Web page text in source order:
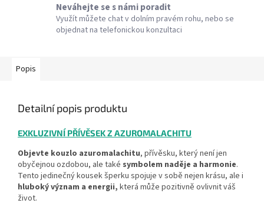
Neváhejte se s námi poradit
Využít můžete chat v dolním pravém rohu, nebo se
objednat na telefonickou konzultaci
Popis
Detailní popis produktu
EXKLUZIVNÍ PŘÍVĚSEK Z AZUROMALACHITU
Objevte kouzlo azuromalachitu, přívěsku, který není jen
obyčejnou ozdobou, ale také symbolem naděje a harmonie.
Tento jedinečný kousek šperku spojuje v sobě nejen krásu, ale i
hluboký význam a energii, která může pozitivně ovlivnit váš
život.